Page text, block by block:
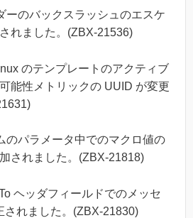
ーのバックスラッシュのエスケ
れました。(ZBX-21536)
のテンプレートのアクティブ
能性メトリックの UUID が変更
のパラメータ中でのマクロ値の
されました。(ZBX-21818)
ヘッダフィールドでのメッセ
されました。(ZBX-21830)